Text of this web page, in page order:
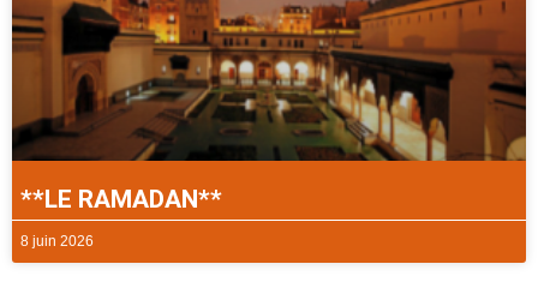
**LE RAMADAN**
8 juin 2026